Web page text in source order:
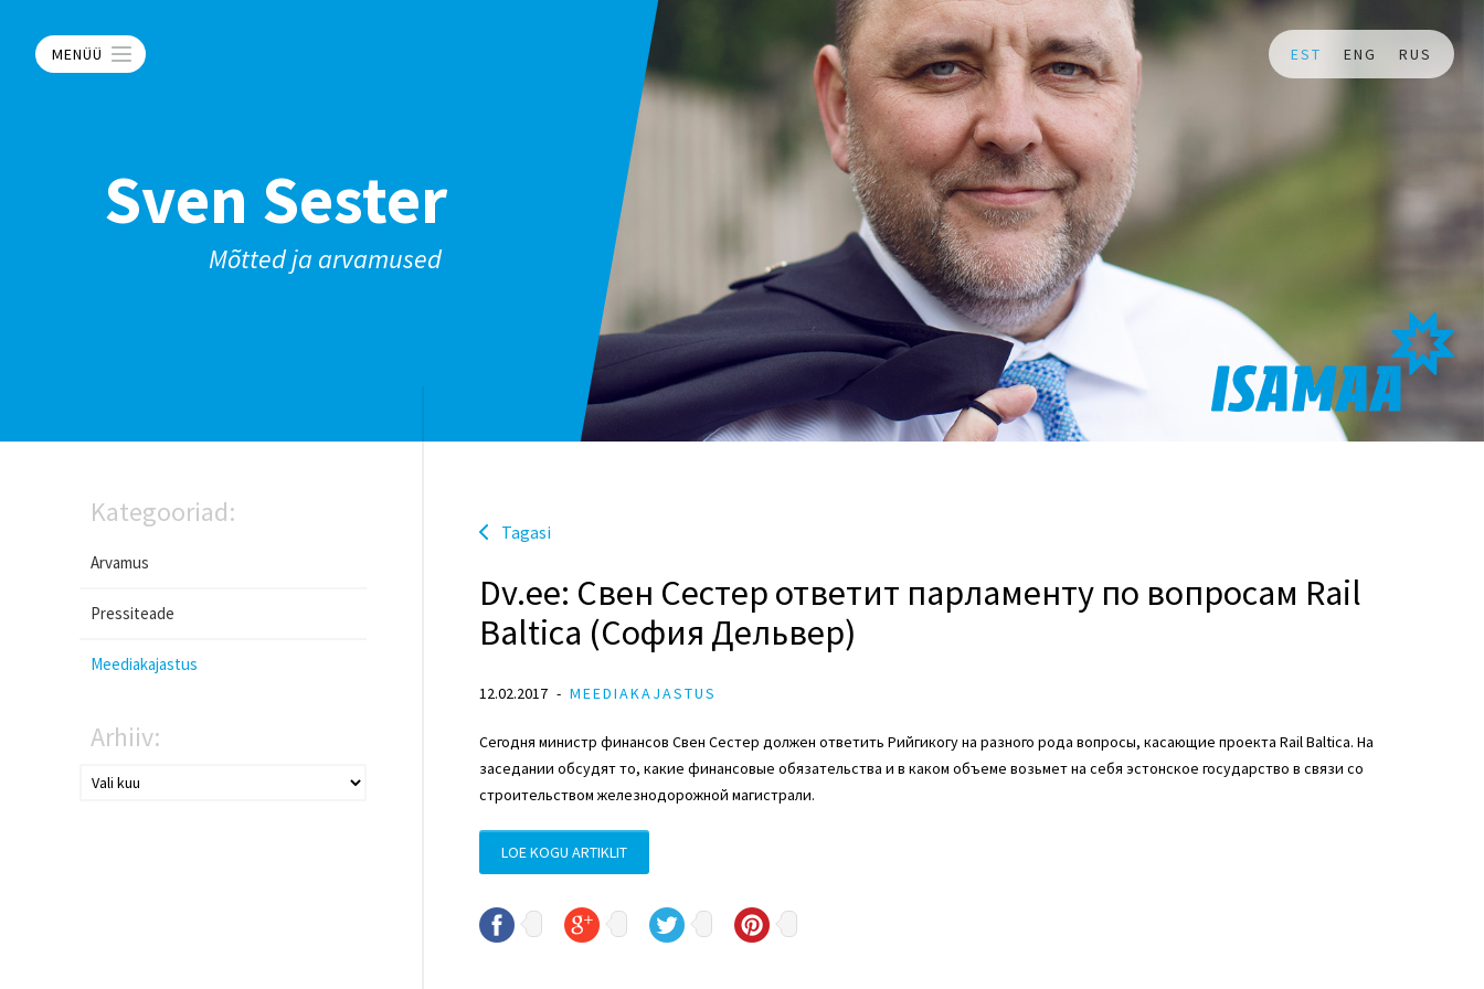
MENÜÜ EST ENG RUS
Sven Sester
Mõtted ja arvamused
Kategooriad:
Arvamus
Pressiteade
Meediakajastus
Arhiiv:
Tagasi
Dv.ee: Свен Сестер ответит парламенту по вопросам Rail
Baltica (София Дельвер)
12.02.2017 MEEDIAKAJASTUS
Сегодня министр финансов Свен Сестер должен ответить Рийгикогу на разного рода вопросы, касающие проекта Rail Baltica. На
заседании обсудят то, какие финансовые обязательства и в каком объеме возьмет на себя эстонское государство в связи со
строительством железнодорожной магистрали.
LOE KOGU ARTIKLIT